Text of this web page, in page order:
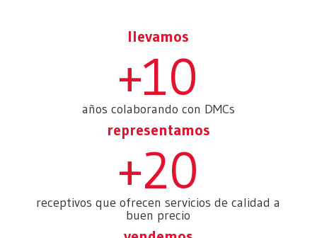
llevamos
+10
años colaborando con DMCs
representamos
+20
receptivos que ofrecen servicios de calidad a
buen precio